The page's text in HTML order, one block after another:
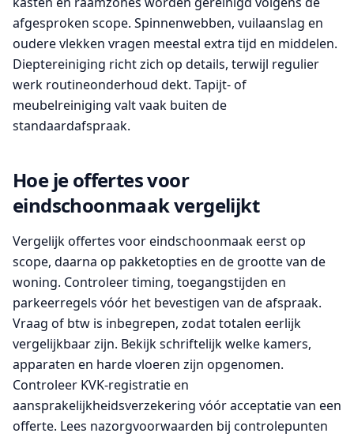
afgesproken scope. Spinnenwebben, vuilaanslag en
oudere vlekken vragen meestal extra tijd en middelen.
Dieptereiniging richt zich op details, terwijl regulier
werk routineonderhoud dekt. Tapijt- of
meubelreiniging valt vaak buiten de
standaardafspraak.
Hoe je offertes voor
eindschoonmaak vergelijkt
Vergelijk offertes voor eindschoonmaak eerst op
scope, daarna op pakketopties en de grootte van de
woning. Controleer timing, toegangstijden en
parkeerregels vóór het bevestigen van de afspraak.
Vraag of btw is inbegrepen, zodat totalen eerlijk
vergelijkbaar zijn. Bekijk schriftelijk welke kamers,
apparaten en harde vloeren zijn opgenomen.
Controleer KVK-registratie en
aansprakelijkheidsverzekering vóór acceptatie van een
offerte. Lees nazorgvoorwaarden bij controlepunten